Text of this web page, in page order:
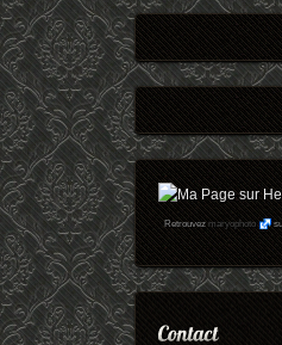
Retrouvezmaryophoto